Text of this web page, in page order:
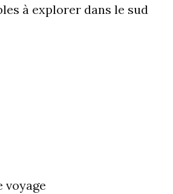
à explorer dans le sud
voyage